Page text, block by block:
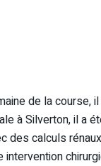
de la
à Silverton, il a
des calculs
intervention